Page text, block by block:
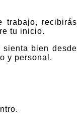
trabajo, recibirás
tu inicio.
bien desde
y personal.